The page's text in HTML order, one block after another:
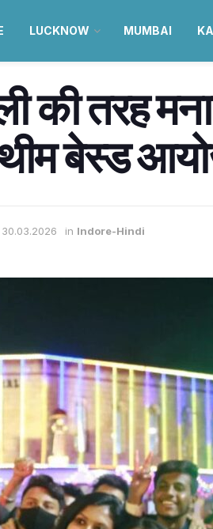
LUCKNOW MUMBAI
की तरह
बेस्ड
30.03.2026 in Indore-Hindi